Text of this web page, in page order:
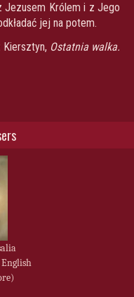
Królem i z Jego
jej na potem.
Kiersztyn, Ostatnia walka.